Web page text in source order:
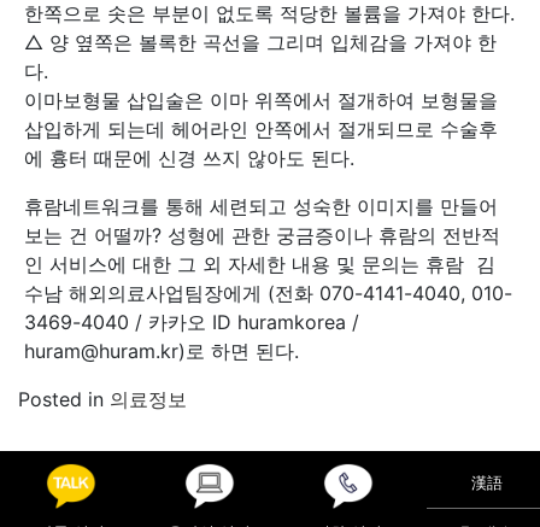
한쪽으로 솟은 부분이 없도록 적당한 볼륨을 가져야 한다.
△ 양 옆쪽은 볼록한 곡선을 그리며 입체감을 가져야 한
다.
이마보형물 삽입술은 이마 위쪽에서 절개하여 보형물을
삽입하게 되는데 헤어라인 안쪽에서 절개되므로 수술후
에 흉터 때문에 신경 쓰지 않아도 된다.
휴람네트워크를 통해 세련되고 성숙한 이미지를 만들어
보는 건 어떨까? 성형에 관한 궁금증이나 휴람의 전반적
인 서비스에 대한 그 외 자세한 내용 및 문의는 휴람 김
수남 해외의료사업팀장에게 (전화 070-4141-4040, 010-
3469-4040 / 카카오 ID huramkorea /
huram@huram.kr)로 하면 된다.
Posted in 의료정보
Post navigation
조기 위암의 내시경 시술과 복강경 수술에 대한 흔한 궁
금증
무릎 내 활막 줄기세포, ‘퇴행성 관절염’ 치료 효과 높인다!
漢語